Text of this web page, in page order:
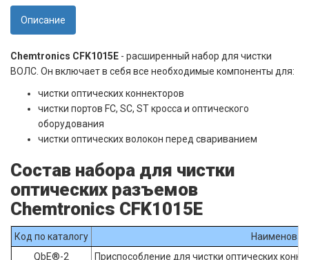
Описание
Chemtronics CFK1015E - расширенный набор для чистки
ВОЛС. Он включает в себя все необходимые компоненты для:
чистки оптических коннекторов
чистки портов FC, SC, ST кросса и оптического
оборудования
чистки оптических волокон перед свариванием
Состав набора для чистки
оптических разъемов
Chemtronics CFK1015E
Код по каталогу
QbE®-2
Приспособление для чистки оптических